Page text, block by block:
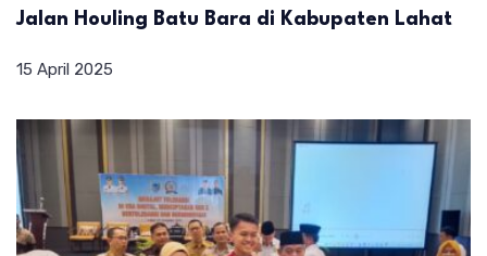
Jalan Houling Batu Bara di Kabupaten Lahat
15 April 2025